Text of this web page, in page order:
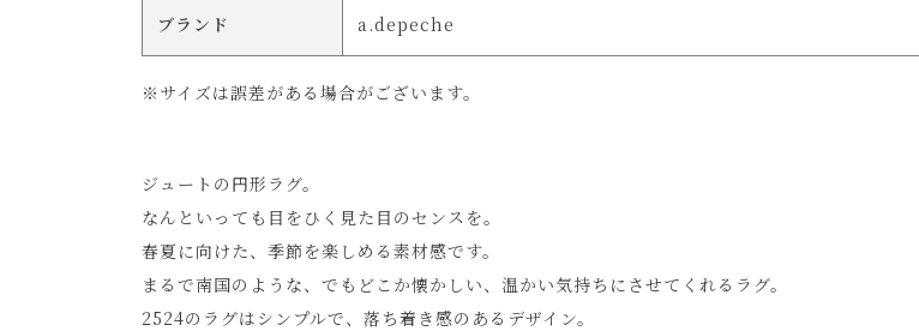
ブランド a.depeche
※サイズは誤差がある場合がございます。
ジュートの円形ラグ。
なんといっても目をひく見た目のセンスを。
春夏に向けた、季節を楽しめる素材感です。
まるで南国のような、でもどこか懐かしい、温かい気持ちにさせてくれるラグ。
2524のラグはシンプルで、落ち着き感のあるデザイン。